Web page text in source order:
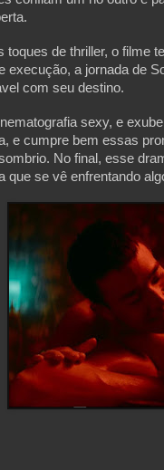
toques de thriller, o filme
execução, a jornada de
com seu destino.
sexy, e
e cumpre bem essas
No final, esse
que se vê enfrentando